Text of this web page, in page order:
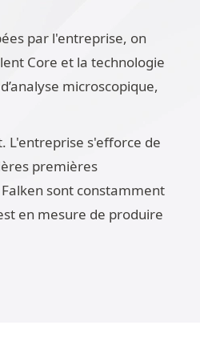
par l'entreprise, on
Core et la technologie
microscopique,
L'entreprise s'efforce de
premières
sont constamment
en mesure de produire